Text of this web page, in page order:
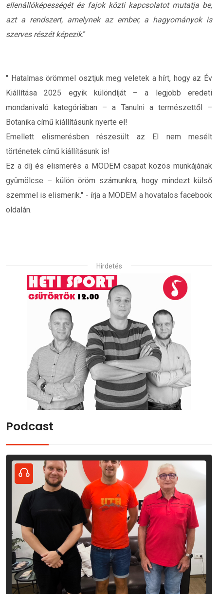
ellenállóképességét és fajok közti kapcsolatot mutatja be,
azt a rendszert, amelynek az ember, a hagyományok is
szerves részét képezik.”
" Hatalmas örömmel osztjuk meg veletek a hírt, hogy az Év
Kiállítása 2025 egyik különdíját – a legjobb eredeti
mondanivaló kategóriában – a Tanulni a természettől –
Botanika című kiállításunk nyerte el!
Emellett elismerésben részesült az El nem mesélt
történetek című kiállításunk is!
Ez a díj és elismerés a MODEM csapat közös munkájának
gyümölcse – külön öröm számunkra, hogy mindezt külső
szemmel is elismerik." - írja a MODEM a hovatalos facebook
oldalán.
Hirdetés
Podcast